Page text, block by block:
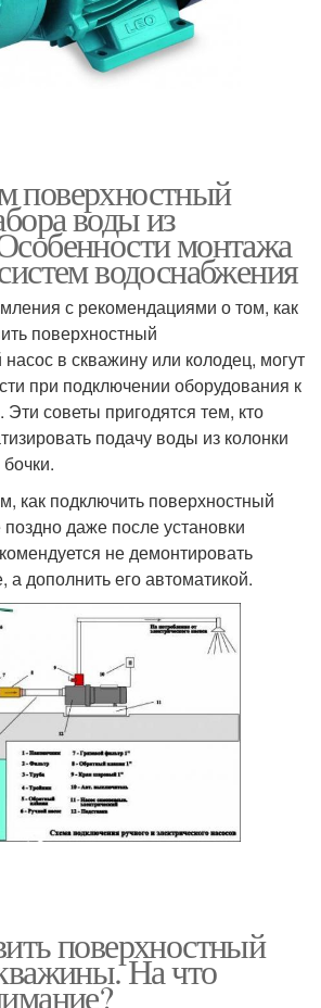
поверхностный
воды из
монтажа
водоснабжения
с рекомендациями о том, как
поверхностный
в скважину или колодец, могут
при подключении оборудования к
Эти советы пригодятся тем, кто
подачу воды из колонки
как подключить поверхностный
поздно даже после установки
не демонтировать
а дополнить его автоматикой.
поверхностный
На что